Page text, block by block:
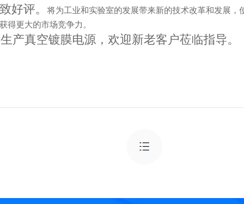
好评。
将为工业和实验室的发展带来新的技术改革和发展，
得更大的市场竞争力。
产真空镀膜电源，欢迎新老客户莅临指导。